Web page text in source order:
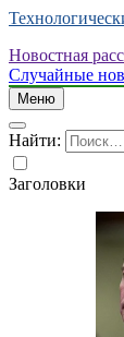
Новостная
Случайные
Меню
Найти:
Заголовки